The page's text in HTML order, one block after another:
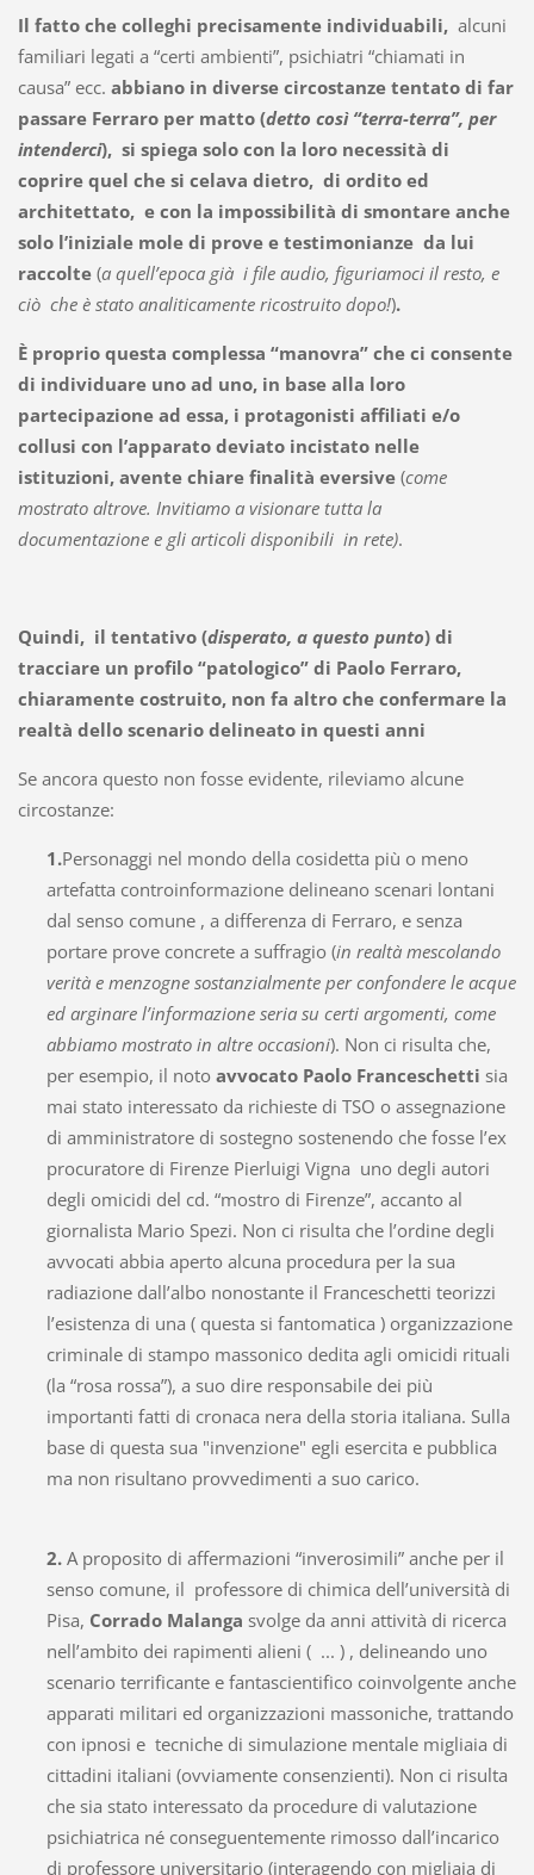
Il fatto che colleghi precisamente individuabili, alcuni
familiari legati a “certi ambienti”, psichiatri “chiamati in
causa” ecc. abbiano in diverse circostanze tentato di far
passare Ferraro per matto (detto così “terra-terra”, per
intenderci), si spiega solo con la loro necessità di
coprire quel che si celava dietro, di ordito ed
architettato, e con la impossibilità di smontare anche
solo l’iniziale mole di prove e testimonianze da lui
raccolte(a quell’epoca già i file audio, figuriamoci il resto, e
ciò che è stato analiticamente ricostruito dopo!).
È proprio questa complessa “manovra” che ci consente
di individuare uno ad uno, in base alla loro
partecipazione ad essa, i protagonisti affiliati e/o
collusi con l’apparato deviato incistato nelle
istituzioni, avente chiare finalità eversive (come
mostrato altrove. Invitiamo a visionare tutta la
documentazione e gli articoli disponibili in rete).
Quindi, il tentativo (disperato, a questo punto) di
tracciare un profilo “patologico” di Paolo Ferraro,
chiaramente costruito, non fa altro che confermare la
realtà dello scenario delineato in questi anni
Se ancora questo non fosse evidente, rileviamo alcune
circostanze:
1.Personaggi nel mondo della cosidetta più o meno
artefatta controinformazione delineano scenari lontani
dal senso comune , a differenza di Ferraro, e senza
portare prove concrete a suffragio (in realtà mescolando
verità e menzogne sostanzialmente per confondere le acque
ed arginare l’informazione seria su certi argomenti, come
abbiamo mostrato in altre occasioni). Non ci risulta che,
per esempio, il noto avvocato Paolo Franceschetti sia
mai stato interessato da richieste di TSO o assegnazione
di amministratore di sostegno sostenendo che fosse l’ex
procuratore di Firenze Pierluigi Vigna uno degli autori
degli omicidi del cd. “mostro di Firenze”, accanto al
giornalista Mario Spezi. Non ci risulta che l’ordine degli
avvocati abbia aperto alcuna procedura per la sua
radiazione dall’albo nonostante il Franceschetti teorizzi
l’esistenza di una ( questa si fantomatica ) organizzazione
criminale di stampo massonico dedita agli omicidi rituali
(la “rosa rossa”), a suo dire responsabile dei più
importanti fatti di cronaca nera della storia italiana. Sulla
base di questa sua "invenzione" egli esercita e pubblica
ma non risultano provvedimenti a suo carico.
2. A proposito di affermazioni “inverosimili” anche per il
senso comune, il professore di chimica dell’università di
Pisa, Corrado Malanga svolge da anni attività di ricerca
nell’ambito dei rapimenti alieni ( ... ) , delineando uno
scenario terrificante e fantascientifico coinvolgente anche
apparati militari ed organizzazioni massoniche, trattando
con ipnosi e tecniche di simulazione mentale migliaia di
cittadini italiani (ovviamente consenzienti). Non ci risulta
che sia stato interessato da procedure di valutazione
psichiatrica né conseguentemente rimosso dall’incarico
di professore universitario (interagendo con migliaia di